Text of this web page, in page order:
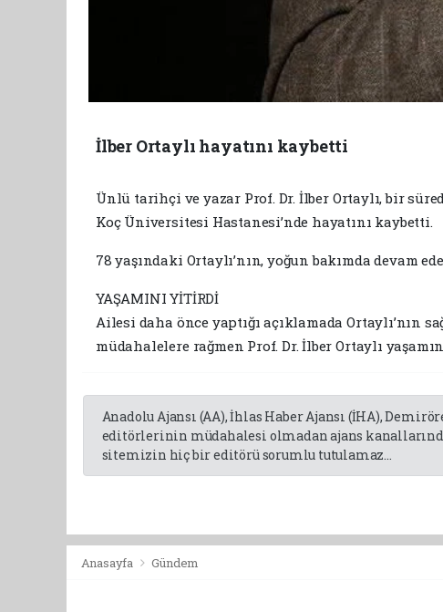
İlber Ortaylı hayatını kaybetti
Ünlü tarihçi ve yazar Prof. Dr. İlber Ortaylı, bir
Koç Üniversitesi Hastanesi’nde hayatını kaybetti.
78 yaşındaki Ortaylı’nın, yoğun bakımda devam
YAŞAMINI YİTİRDİ
Ailesi daha önce yaptığı açıklamada
müdahalelere rağmen Prof. Dr. İlber Ortaylı
Anadolu Ajansı (AA), İhlas Haber Ajansı (İHA),
editörlerinin müdahalesi olmadan ajans
sitemizin hiç bir editörü sorumlu tutulamaz...
Anasayfa Gündem